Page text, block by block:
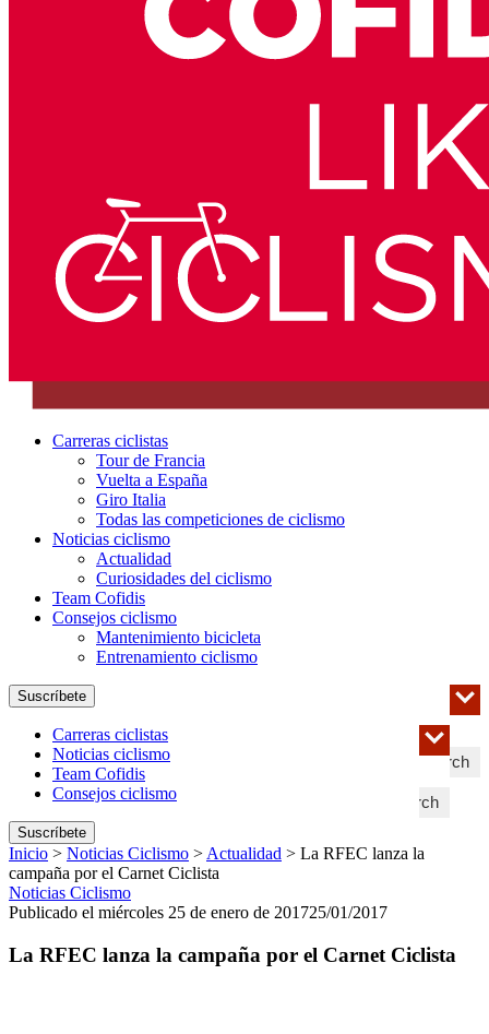
Carreras ciclistas
Tour de Francia
Vuelta a España
Giro Italia
Todas las competiciones de ciclismo
Noticias ciclismo
Actualidad
Curiosidades del ciclismo
Team Cofidis
Consejos ciclismo
Mantenimiento bicicleta
Entrenamiento ciclismo
Search
Suscríbete
Search
Carreras ciclistas
Noticias ciclismo
Team Cofidis
Consejos ciclismo
Suscríbete
Inicio > Noticias Ciclismo > Actualidad > La RFEC lanza la
campaña por el Carnet Ciclista
Noticias Ciclismo
Publicado el miércoles 25 de enero de 201725/01/2017
La RFEC lanza la campaña por el Carnet Ciclista